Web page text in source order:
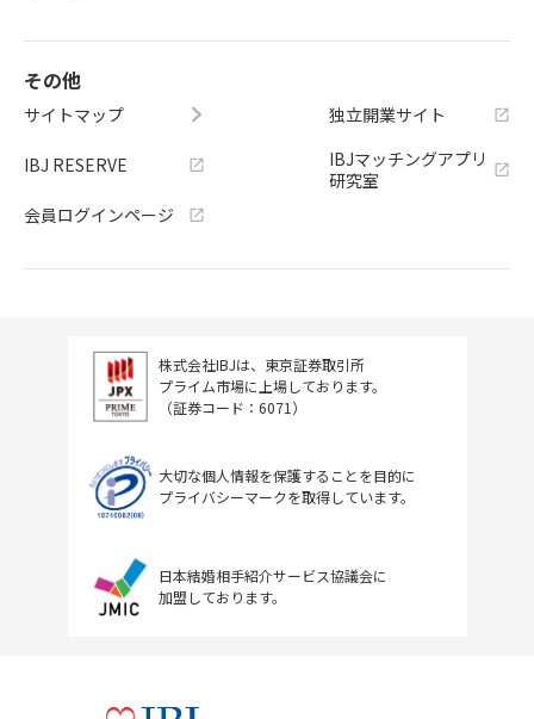
その他
サイトマップ
IBJ RESERVE
会員ログインページ
独立開業サイト
IBJマッチングアプリ
研究室
株式会社IBJは、東京証券取引所
プライム市場に上場しております。
（証券コード：6071）
大切な個人情報を保護することを目的に
プライバシーマークを取得しています。
日本結婚相手紹介サービス協議会に
加盟しております。